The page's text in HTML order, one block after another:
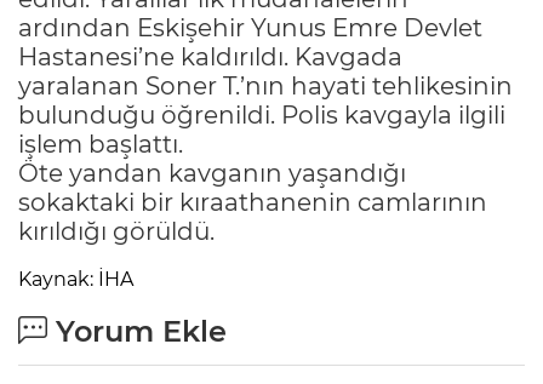
ardından Eskişehir Yunus Emre Devlet
Hastanesi’ne kaldırıldı. Kavgada
yaralanan Soner T.’nın hayati tehlikesinin
bulunduğu öğrenildi. Polis kavgayla ilgili
işlem başlattı.
Öte yandan kavganın yaşandığı
sokaktaki bir kıraathanenin camlarının
kırıldığı görüldü.
Kaynak: İHA
Yorum Ekle